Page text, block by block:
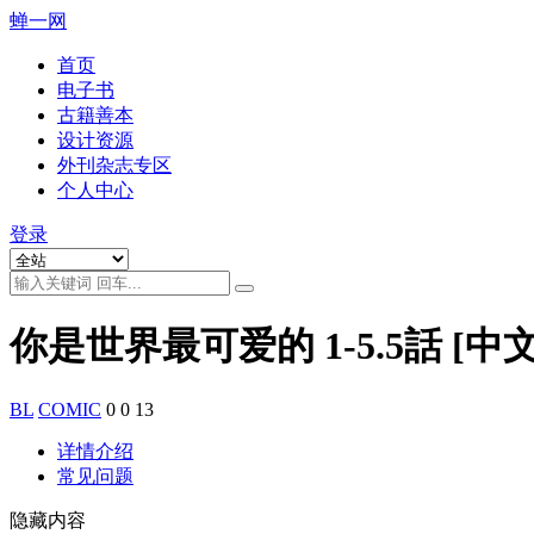
蝉一网
首页
电子书
古籍善本
设计资源
外刊杂志专区
个人中心
登录
你是世界最可爱的 1-5.5話 [中
BL COMIC 0 0 13
详情介绍
常见问题
隐藏内容